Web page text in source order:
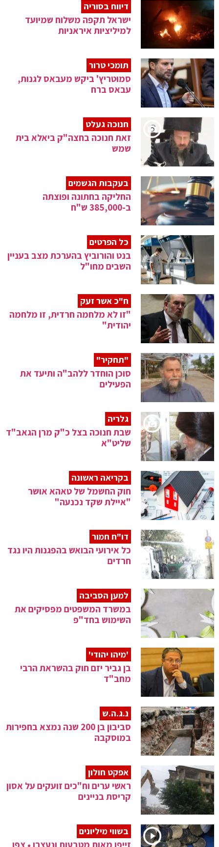
דיווח בסוריה
ישראל תקפה משלוח שמיועד
למיליציות איראניות
תומכי טרור
סמוטריץ' ביקש מעבאס לגנות,
עבאס ברח
חנוכה געלט
זאת חנוכה בחצה"ק ביאלא בית
שמש
בעקבות הגשמים
החליקה בחתונה ופוצתה
ב-385,000 ש"ח
כל הפרטים
בנט והורוביץ בהערכת מצב בעניין
השבים מחו"ל
ח"כ אשר זעק
"זו לא מלחמה חרדית, זו מלחמה
יהודית"
"תחקיר"
סוכן הוחדר ללהב"ה ותיעד את
הפעילים
גלריה
שבת חנוכה בצל כ"ק מרן הגאב"ד
שליט"א
בקריאה ראשונה
חוק החשמל של טאהא אושר
"איילת שקד נכנעה"
דו"ח חמור
כל אירועי הבואש בהפגנות היו נגד
חרדים
למען הסביבה
במשרד המשפטים מפסיקים את
השימוש בחד"פ
'מיהו יהודי'
בן גביר יזם חוק בהשראת הרבי
מחב"ד
נ.ג.ה.ש
סביבון בן 200 שנה נמצא בחפירות
במוסקבה
אפקט חולון
ראשי ערים וח"כים זועקים על אסון
קריסת בניינים
בשווי מיליונים